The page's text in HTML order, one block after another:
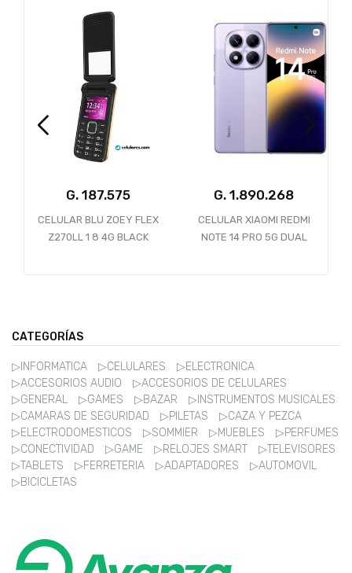
G.
CELULAR BLU ZOEY FLEX
Z270LL 1 8 4G BLACK
G.
CELULAR XIAOMI REDMI
NOTE 14 PRO 5G DUAL
CATEGORÍAS
▷INFORMATICA ▷CELULARES
▷ELECTRONICA
▷ACCESORIOS AUDIO
▷ACCESORIOS DE CELULARES
▷GENERAL
▷GAMES ▷BAZAR
▷INSTRUMENTOS MUSICALES
▷CAMARAS DE SEGURIDAD
▷PILETAS
▷CAZA Y PEZCA
▷ELECTRODOMESTICOS
▷SOMMIER ▷MUEBLES
▷PERFUMES
▷CONECTIVIDAD
▷GAME ▷RELOJES SMART
▷TELEVISORES
▷TABLETS
▷FERRETERIA ▷ADAPTADORES
▷AUTOMOVIL
▷BICICLETAS